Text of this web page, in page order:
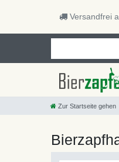
Versandfrei
Zur Startseite gehen